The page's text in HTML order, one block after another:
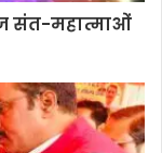
संत-महात्माओं